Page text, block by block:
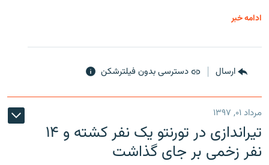
ادامه خبر
ارسال دسترسی بدون فیلترشکن
مرداد ۰۱, ۱۳۹۷
تیراندازی در تورنتو یک نفر کشته و ۱۴
نفر زخمی بر جای گذاشت